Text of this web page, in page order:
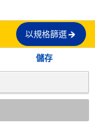
以規格篩選
儲存